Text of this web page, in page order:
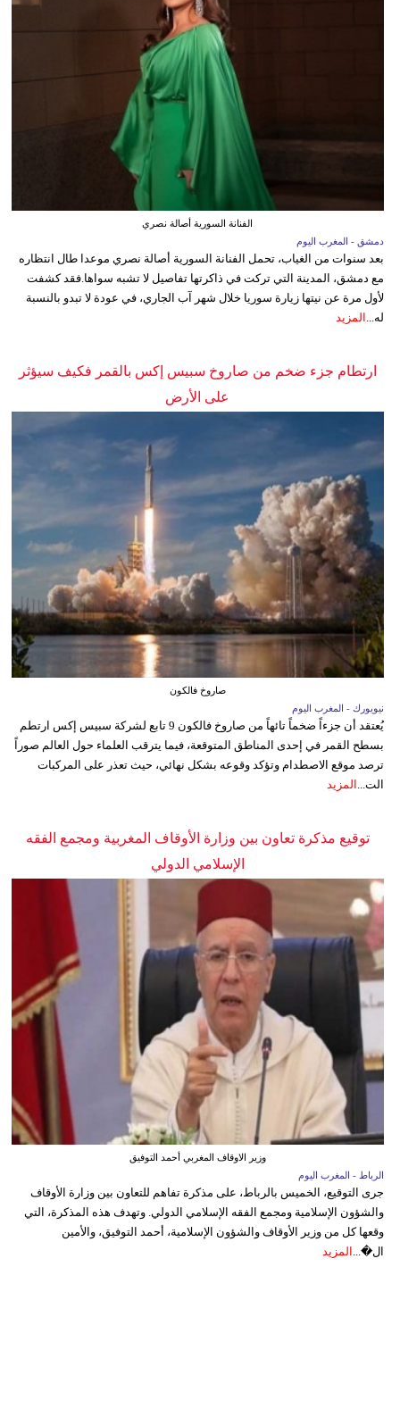
الفنانة السورية أصالة نصري
دمشق - المغرب اليوم
بعد سنوات من الغياب، تحمل الفنانة السورية أصالة نصري موعدا طال انتظاره
مع دمشق، المدينة التي تركت في ذاكرتها تفاصيل لا تشبه سواها.فقد كشفت
لأول مرة عن نيتها زيارة سوريا خلال شهر آب الجاري، في عودة لا تبدو بالنسبة
له... المزيد
ارتطام جزء ضخم من صاروخ سبيس إكس بالقمر فكيف سيؤثر
على الأرض
صاروخ فالكون
نيويورك - المغرب اليوم
يُعتقد أن جزءاً ضخماً تائهاً من صاروخ فالكون 9 تابع لشركة سبيس إكس ارتطم
بسطح القمر في إحدى المناطق المتوقعة، فيما يترقب العلماء حول العالم صوراً
ترصد موقع الاصطدام وتؤكد وقوعه بشكل نهائي، حيث تعذر على المركبات
الت...
المزيد
توقيع مذكرة تعاون بين وزارة الأوقاف المغربية ومجمع الفقه
الإسلامي الدولي
وزير الاوقاف المغربي أحمد التوفيق
الرباط - المغرب اليوم
جرى التوقيع، الخميس بالرباط، على مذكرة تفاهم للتعاون بين وزارة الأوقاف
والشؤون الإسلامية ومجمع الفقه الإسلامي الدولي. وتهدف هذه المذكرة، التي
وقعها كل من وزير الأوقاف والشؤون الإسلامية، أحمد التوفيق، والأمين
ال�... المزيد